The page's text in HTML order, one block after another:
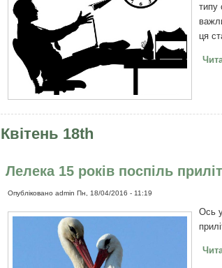
типу
ця
Квітень 18th
Лелека 15 років поспіль
Опублікованоadmin Пн, 18/04/2016 - 11:19
Ось